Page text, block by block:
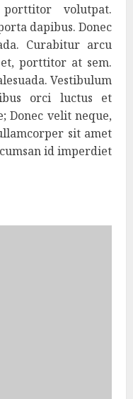
volutpat.
dapibus. Donec
Curabitur arcu
porttitor at sem.
Vestibulum
orci luctus et
Donec velit neque,
sit amet
id imperdiet